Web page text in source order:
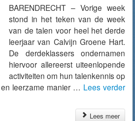
BARENDRECHT – Vorige week
stond in het teken van de week
van de talen voor heel het derde
leerjaar van Calvijn Groene Hart.
De derdeklassers ondernamen
hiervoor allereerst uiteenlopende
activiteiten om hun talenkennis op
leerzame manier … Lees verder
Lees meer